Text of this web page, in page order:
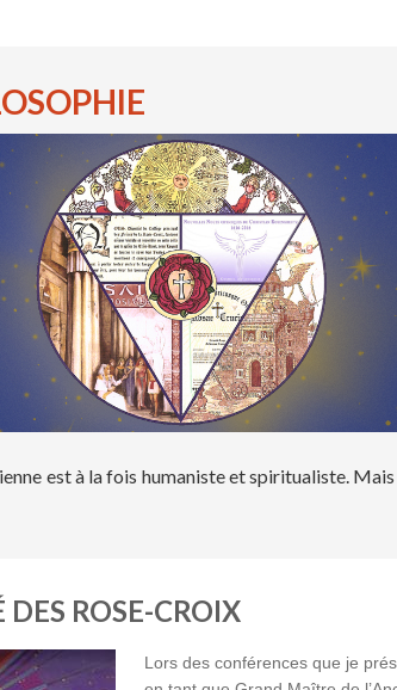
est à la fois humaniste et spiritualiste.
ROSE-CROIX
Lors des conférences que je